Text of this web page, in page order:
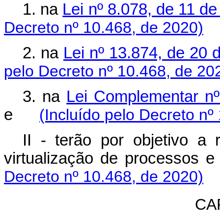
1. na Lei nº 8.078, de 11
Decreto nº 10.468, de 2020)
2. na Lei nº 13.874, de 20
pelo Decreto nº 10.468, de
3. na Lei Complementar
e (Incluído pelo Decreto
II - terão por objetivo a
virtualização de
Decreto nº 10.468, de 2020)